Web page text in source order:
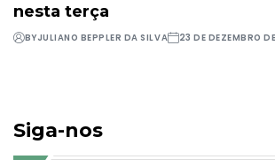
nesta terça
BYJULIANO BEPPLER DA SILVA 23 DE DEZEMBRO
Siga-nos